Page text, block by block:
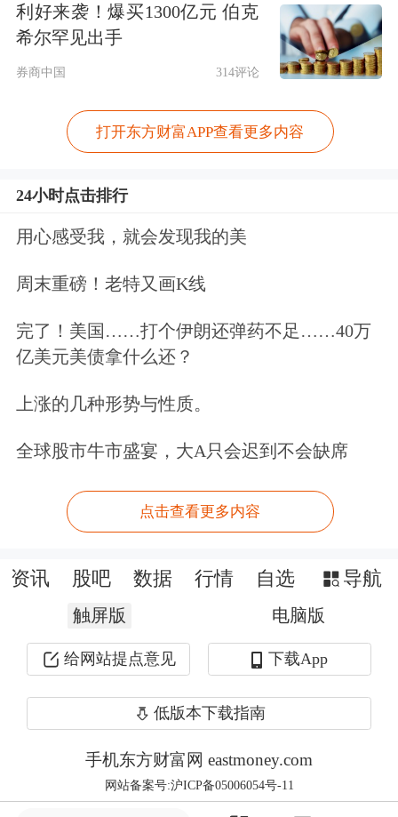
家企业来看，主要是有这8大通病，其
中重点就是毛
1、IPO发审通过率持续下行，监管逻
上任以来，新一届发审委共审核了61家
公司的IPO申请，34家通过，22家企业
被否，5家企业的申请被暂缓表决，通
过率仅为55.73%。
若把时间拉长，和今年前三季度比，
IPO通过率更是降低了两成以上，统计
显示，今年1至9月，IPO通过率为
80.9%。
发审委的从严审核搅动着资本市场的敏
感神经，引发了全市场关于新股核准监
管环境的大讨论，也让参与各方适应着
通过率高低已经成为正在排队拟上市企
业的最关切问题，和此前急切想上会的
这一想法不同的是，有的企业希望能够
利好来袭！爆买1300亿元 伯克
希尔罕见出手
券商中国 314评论
打开东方财富APP查看更多内容
24小时点击排行
用心感受我，就会发现我的美
周末重磅！老特又画K线
完了！美国……打个伊朗还弹药不足……40万
亿美元美债拿什么还？
上涨的几种形势与性质。
全球股市牛市盛宴，大A只会迟到不会缺席
点击查看更多内容
资讯 股吧 数据 行情 自选 导航
触屏版 电脑版
给网站提点意见 下载App
低版本下载指南
手机东方财富网 eastmoney.com
网站备案号:沪ICP备05006054号-11